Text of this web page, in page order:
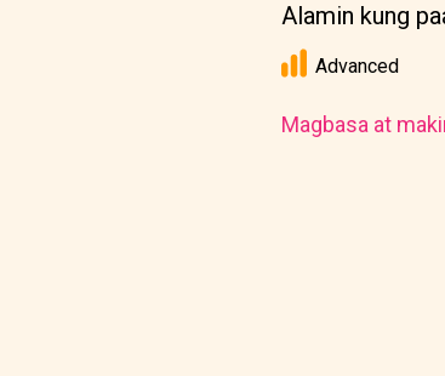
Alamin kung
Advanced
Magbasa at